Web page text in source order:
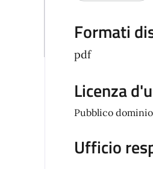
Formati
pdf
Licenza
Pubblico dominio
Ufficio